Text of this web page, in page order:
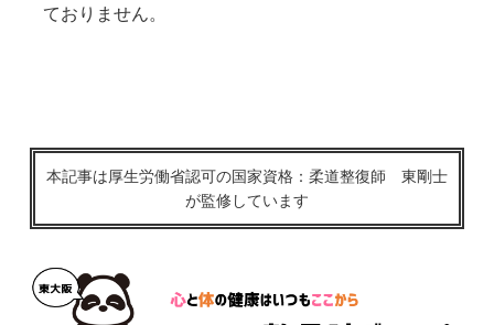
ておりません。
本記事は厚生労働省認可の国家資格：柔道整復師 東剛士
が監修しています